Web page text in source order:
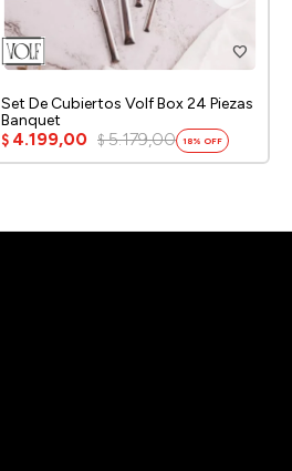
Set De Cubiertos Volf Box 24 Piezas
Banquet
$ 4.199,00 $ 5.179,00 18